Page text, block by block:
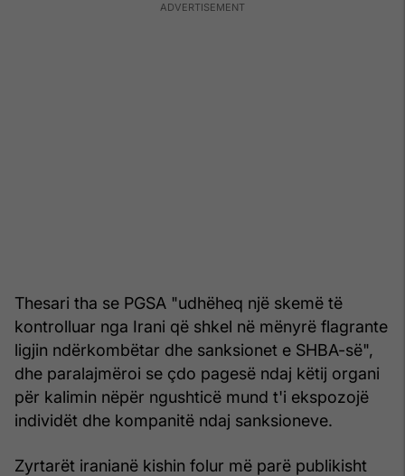
Thesari tha se PGSA "udhëheq një skemë të
kontrolluar nga Irani që shkel në mënyrë flagrante
ligjin ndërkombëtar dhe sanksionet e SHBA-së",
dhe paralajmëroi se çdo pagesë ndaj këtij organi
për kalimin nëpër ngushticë mund t'i ekspozojë
individët dhe kompanitë ndaj sanksioneve.
Zyrtarët iranianë kishin folur më parë publikisht